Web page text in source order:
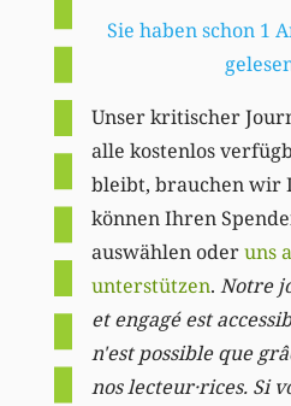
Sie haben schon 1
Unser kritischer
alle kostenlos
bleibt, brauchen wir
können Ihren
auswählen oderuns
unterstützen. Notre
et engagé est
n'est possible que
nos lecteur·rices. Si